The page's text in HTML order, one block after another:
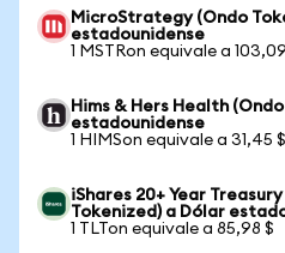
MicroStrategy (Ondo
estadounidense
1 MSTRon equivale a
Hims & Hers Health
estadounidense
1 HIMSon equivale a 31,45 $
iShares 20+ Year
Tokenized) a Dólar
1 TLTon equivale a 85,98 $